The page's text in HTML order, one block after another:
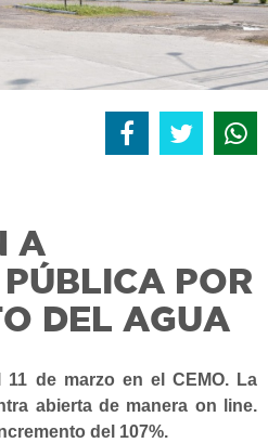
A
POR
DEL AGUA
11 de marzo en el CEMO. La
abierta de manera on line.
del 107%.